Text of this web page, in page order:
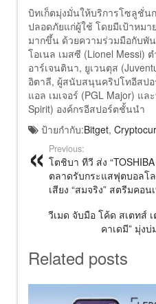
บิทเก็ตมุ่งมั่นให้บริการโซลูชั่น
ปลอดภัยแก่ผู้ใช้ โดยมีเป้าหมา
มากขึ้น ด้วยความร่วมมือกับพั
โอเนล เมสซี (Lionel Messi)
อาร์เจนตินา, ยูเวนตุส
อิตาลี, ผู้สนับสนุนคริปโทอีสปอ
แอล เมเจอร์ (PGL Major) แล
Spirit) องค์กรอีสปอร์ตชั้นนำ
ป้ายกำกับ:Bitget,
Previous:
โตชิบา ทีวี ส่ง
ตลาดรับกระแสฟุตบอลโ
เสียง “สมจริง” สตรีมคอ
วีเมด จับมือ โค้ด สเตทส์
คาเดมี” มุ่ง
Related posts